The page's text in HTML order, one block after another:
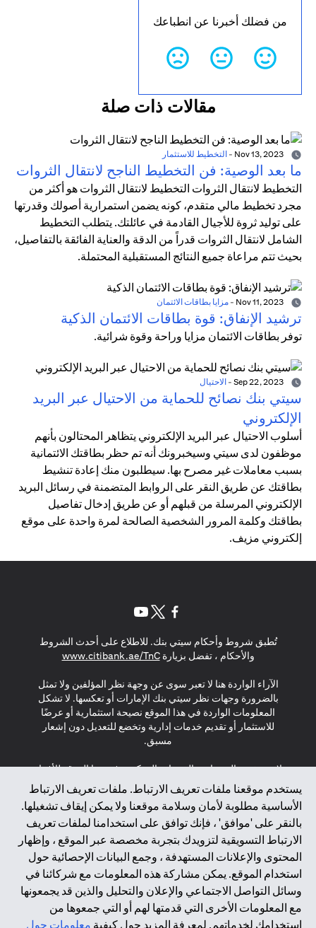
من فضلك أخبرنا عن انطباعك
مقالات ذات صلة
- التخطيط للاستثمار
ما بعد الوصية: فن التخطيط الناجح لانتقال الثروات
التخطيط لانتقال الثروات التخطيط لانتقال الثروات هو أكثر من
مجرد تخطيط مالي متقدم، كونه يضمن استمرارية أصولك وقدرتها
على توليد ثروة للأجيال القادمة في عائلتك. يتطلب التخطيط
الشامل لانتقال الثروات قدراً من الدقة والعناية الفائقة بالتفاصيل،
بحيث تتم مراعاة جميع النتائج المستقبلية المحتملة.
- مزايا بطاقات الائتمان
ترشيد الإنفاق: قوة بطاقات الائتمان الذكية
توفر بطاقات الائتمان مزايا وراحة وقوة شرائية.
- الاحتيال
سيتي بنك نصائح للحماية من الاحتيال عبر البريد
الإلكتروني
أسلوب الاحتيال عبر البريد الإلكتروني يتظاهر المحتالون بأنهم
موظفون لدى سيتي وسيخبرونك أنه تم حظر بطاقتك الائتمانية
بسبب معاملات غير مصرح بها. سيطلبون منك إعادة تنشيط
بطاقتك عن طريق النقر على الروابط المتضمنة في رسائل البريد
الإلكتروني المرسلة من قبلهم أو عن طريق إدخال تفاصيل
بطاقتك وكلمة المرور الشخصية الصالحة لمرة واحدة على موقع
إلكتروني مزيف.
يستخدم موقعنا ملفات تعريف الارتباط. ملفات تعريف الارتباط
الأساسية مطلوبة لأمان وسلامة موقعنا ولا يمكن إيقاف تشغيلها.
بالنقر على 'موافق' ، فإنك توافق على استخدامنا لملفات تعريف
الارتباط التسويقية لتزويدك بتجربة مخصصة عبر الموقع ، وإظهار
المحتوى والإعلانات المستهدفة ، وجمع البيانات الإحصائية حول
استخدام الموقع. يمكن مشاركة هذه المعلومات مع شركائنا في
وسائل التواصل الاجتماعي والإعلان والتحليل والذين قد يجمعونها
مع المعلومات الأخرى التي قدمتها لهم أو التي جمعوها من
استخدامك لخدماتهم. لمعرفة المزيد حول كيفية معلومات حول
تُطبق شروط وأحكام سيتي بنك. للاطلاع على أحدث الشروط
والأحكام ، تفضل بزيارةwww.citibank.ae/TnC
(opens in a new tab)
الآراء الواردة هنا لا تعبر سوى عن وجهة نظر المؤلفين ولا تمثل
بالضرورة وجهات نظر سيتي بنك الإمارات أو تعكسها. لا تشكل
المعلومات الواردة في هذا الموقع نصيحة استثمارية أو عرضًا
للاستثمار أو تقديم خدمات إدارية وتخضع للتعديل دون إشعار
مسبق.
لا يتم تقديم المنتجات والخدمات المذكورة في هذا الموقع للأفراد
المقيمين في الاتحاد الأوروبي أو المنطقة الاقتصادية الأوروبية أو
سويسرا أو غيرنسي أو جيرسي أو موناكو أو سان مارينو أو
الفاتيكان أو جزيرة مان أو المملكة المتحدة أو خصوصية البيانات
(لائحة حماية البيانات العامة \ قانون حماية البيانات الشخصية
العامة \ قانون خصوصية نيوزيلندا). المحتوى الموجود في هذه
الصفحة ليس ولا ينبغي تفسيره على أنه عرض أو دعوة أو دعوة
لشراء أو بيع أي من المنتجات والخدمات المذكورة هنا لمثل هؤلاء
الأفراد.
*GDPR – اللائحة العامة لحماية البيانات؛ * LGPD – Lei Geral de
Proteção de Dados Pessoais ; *NZPA – قانون الخصوصية